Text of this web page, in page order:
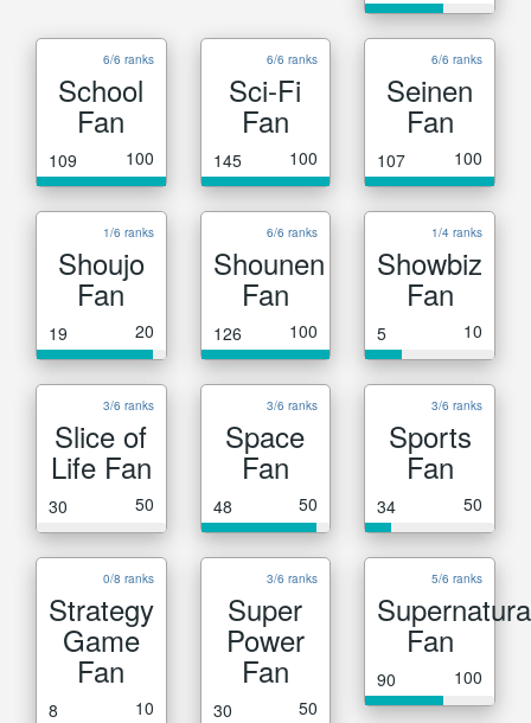
6/6 ranks
School
Fan
109 100
6/6 ranks
Sci-Fi
Fan
145 100
6/6 ranks
Seinen
Fan
107 100
1/6 ranks
Shoujo
Fan
19 20
6/6 ranks
Shounen
Fan
126 100
1/4 ranks
Showbiz
Fan
5 10
3/6 ranks
Slice of
Life Fan
30 50
3/6 ranks
Space
Fan
48 50
3/6 ranks
Sports
Fan
34 50
0/8 ranks
Strategy
Game
Fan
8 10
3/6 ranks
Super
Power
Fan
30 50
5/6 ranks
Fan
90 100